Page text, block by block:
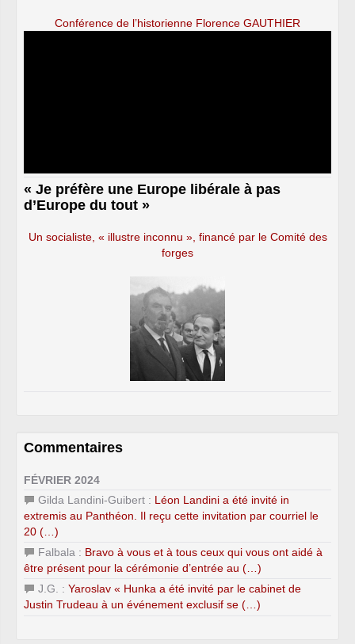
Conférence de l’historienne Florence GAUTHIER
« Je préfère une Europe libérale à pas
d’Europe du tout »
Un socialiste, « illustre inconnu », financé par le Comité des
forges
Commentaires
FÉVRIER 2024
Gilda Landini-Guibert : Léon Landini a été invité in
extremis au Panthéon. Il reçu cette invitation par courriel le
20 (…)
Falbala : Bravo à vous et à tous ceux qui vous ont aidé à
être présent pour la cérémonie d’entrée au (…)
J.G. : Yaroslav « Hunka a été invité par le cabinet de
Justin Trudeau à un événement exclusif se (…)